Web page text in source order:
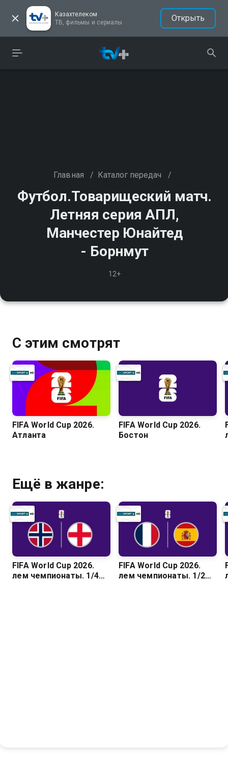
Казахтелеком
ТВ, фильмы и сериалы
Открыть
Главная / Каталог передач /
Футбол.Товарищеский матч.
Летняя серия АПЛ,
Манчестер Юнайтед
- Борнмут
12+
С этим смотрят
FIFA World Cup 2026.
Атланта
FIFA World Cup 2026.
Бостон
Ещё в жанре:
FIFA World Cup 2026.
Әлем чемпионаты. 1/4
FIFA World Cup 2026.
Әлем чемпионаты. 1/2